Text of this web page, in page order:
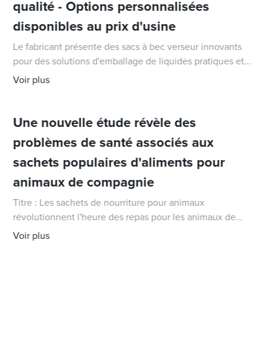
qualité - Options personnalisées
disponibles au prix d'usine
Le fabricant présente des sacs à bec verseur innovants
pour des solutions d'emballage de liquides pratiques et
écologiques DQ PACK, un acteur de premier plan dans
Voir plus
Une nouvelle étude révèle des
problèmes de santé associés aux
sachets populaires d'aliments pour
animaux de compagnie
Titre : Les sachets de nourriture pour animaux
révolutionnent l'heure des repas pour les animaux de
compagnie partout dans le monde. Introduction : Dans le
Voir plus